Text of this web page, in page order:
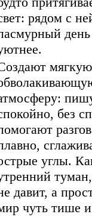
рядом с
без
углы.
давит, а
чуть тише